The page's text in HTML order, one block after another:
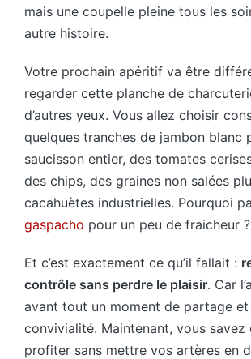
mais une coupelle pleine tous les
autre histoire.
Votre prochain apéritif va être
regarder cette planche de
d’autres yeux. Vous allez choisir
quelques tranches de jambon blanc
saucisson entier, des tomates
des chips, des graines non salées
cacahuètes industrielles. Pourquoi
gaspacho pour un peu de fraicheur ?
Et c’est exactement ce qu’il fallait :
contrôle sans perdre le plaisir. Car
avant tout un moment de partage
convivialité. Maintenant, vous savez
profiter sans mettre vos artères en